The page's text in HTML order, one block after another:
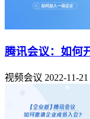
腾讯会议：如何
视频会议 2022-11-21